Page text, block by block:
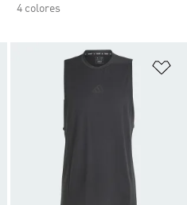
4 colores
Añadir a la lista de deseos